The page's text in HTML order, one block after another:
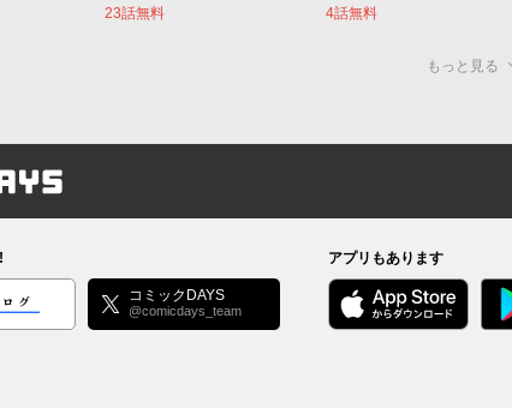
23話無料
4話無料
もっと見る
DAYS
コミックDAYS
@comicdays_team
アプリもあります